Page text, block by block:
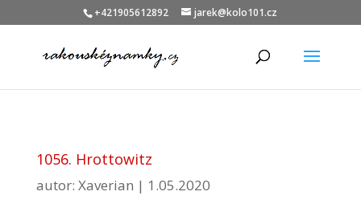
+421905612892 jarek@kolo101.cz
1056. Hrottowitz
autor: Xaverian | 1.05.2020